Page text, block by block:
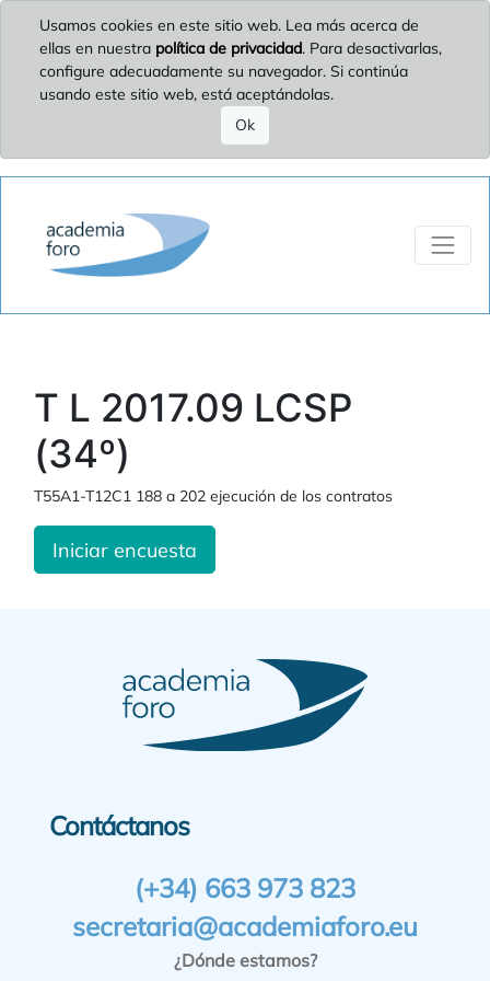
Usamos cookies en este sitio web. Lea más acerca de
ellas en nuestra política de privacidad. Para desactivarlas,
configure adecuadamente su navegador. Si continúa
usando este sitio web, está aceptándolas.
Ok
T L 2017.09 LCSP
(34º)
T55A1-T12C1 188 a 202 ejecución de los contratos
Iniciar encuesta
Contáctanos
(+34) 663 973 823
secretaria@academiaforo.eu
¿Dónde estamos?